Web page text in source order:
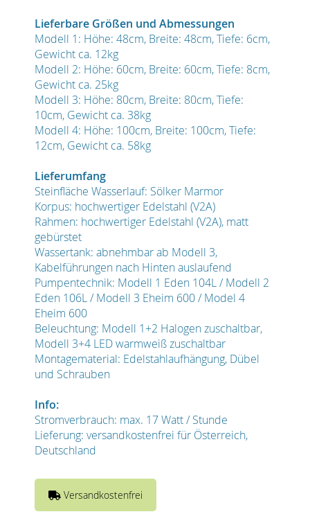
Lieferbare Größen und Abmessungen
Modell 1: Höhe: 48cm, Breite: 48cm, Tiefe: 6cm,
Gewicht ca. 12kg
Modell 2: Höhe: 60cm, Breite: 60cm, Tiefe: 8cm,
Gewicht ca. 25kg
Modell 3: Höhe: 80cm, Breite: 80cm, Tiefe:
10cm, Gewicht ca. 38kg
Modell 4: Höhe: 100cm, Breite: 100cm, Tiefe:
12cm, Gewicht ca. 58kg
Lieferumfang
Steinfläche Wasserlauf: Sölker Marmor
Korpus: hochwertiger Edelstahl (V2A)
Rahmen: hochwertiger Edelstahl (V2A), matt
gebürstet
Wassertank: abnehmbar ab Modell 3,
Kabelführungen nach Hinten auslaufend
Pumpentechnik: Modell 1 Eden 104L / Modell 2
Eden 106L / Modell 3 Eheim 600 / Model 4
Eheim 600
Beleuchtung: Modell 1+2 Halogen zuschaltbar,
Modell 3+4 LED warmweiß zuschaltbar
Montagematerial: Edelstahlaufhängung, Dübel
und Schrauben
Info:
Stromverbrauch: max. 17 Watt / Stunde
Lieferung: versandkostenfrei für Österreich,
Deutschland
Versandkostenfrei